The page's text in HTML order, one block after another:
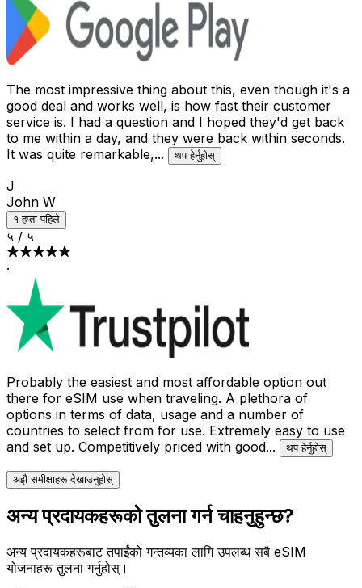
The most impressive thing about this, even though it's a
good deal and works well, is how fast their customer
service is. I had a question and I hoped they'd get back
to me within a day, and they were back within seconds.
It was quite remarkable,... थप हेर्नुहोस्
J
John W
१ हप्ता पहिले
५ / ५
·
Probably the easiest and most affordable option out
there for eSIM use when traveling. A plethora of
options in terms of data, usage and a number of
countries to select from for use. Extremely easy to use
and set up. Competitively priced with good... थप हेर्नुहोस्
अझै समीक्षाहरू देखाउनुहोस्
अन्य प्रदायकहरूको तुलना गर्न चाहनुहुन्छ?
अन्य प्रदायकहरूबाट तपाईंको गन्तव्यका लागि उपलब्ध सबै eSIM
योजनाहरू तुलना गर्नुहोस्।